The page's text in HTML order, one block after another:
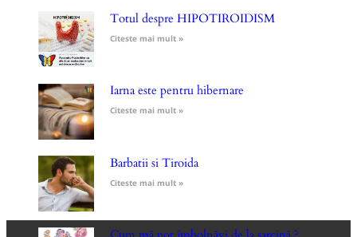
Totul despre HIPOTIROIDISM
Citeste mai mult »
Iarna este pentru hibernare
Citeste mai mult »
Barbatii si Tiroida
Citeste mai mult »